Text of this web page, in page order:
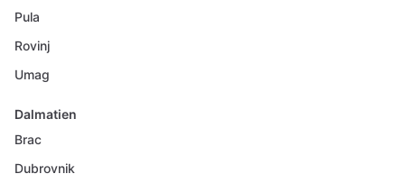
Pula
Rovinj
Umag
Dalmatien
Brac
Dubrovnik